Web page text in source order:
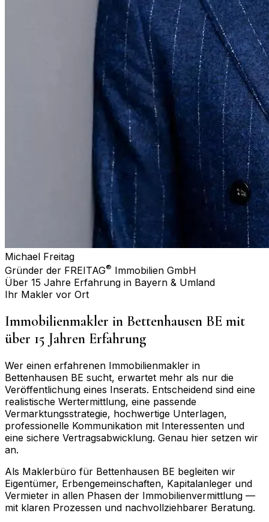
Michael Freitag
Gründer der FREITAG® Immobilien GmbH
Über 15 Jahre Erfahrung in Bayern & Umland
Ihr Makler vor Ort
Immobilienmakler in Bettenhausen BE mit
über 15 Jahren Erfahrung
Wer einen erfahrenen Immobilienmakler in
Bettenhausen BE sucht, erwartet mehr als nur die
Veröffentlichung eines Inserats. Entscheidend sind eine
realistische Wertermittlung, eine passende
Vermarktungsstrategie, hochwertige Unterlagen,
professionelle Kommunikation mit Interessenten und
eine sichere Vertragsabwicklung. Genau hier setzen wir
an.
Als Maklerbüro für Bettenhausen BE begleiten wir
Eigentümer, Erbengemeinschaften, Kapitalanleger und
Vermieter in allen Phasen der Immobilienvermittlung —
mit klaren Prozessen und nachvollziehbarer Beratung.